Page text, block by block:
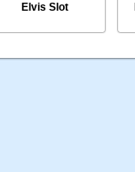
Elvis Slot